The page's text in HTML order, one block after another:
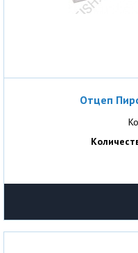
Отцеп